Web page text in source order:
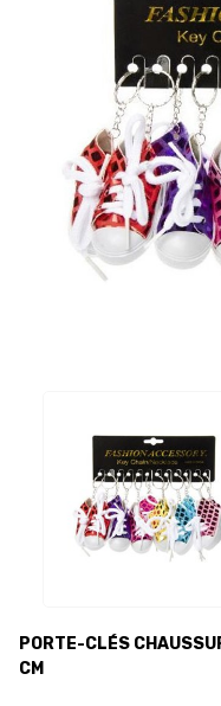
PORTE-CLÉS
CM